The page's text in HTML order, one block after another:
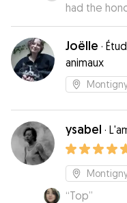
had the
feels the
should
through the
reservation.I
and we will
Joëlle ·
animaux
ysabel ·
“Top”